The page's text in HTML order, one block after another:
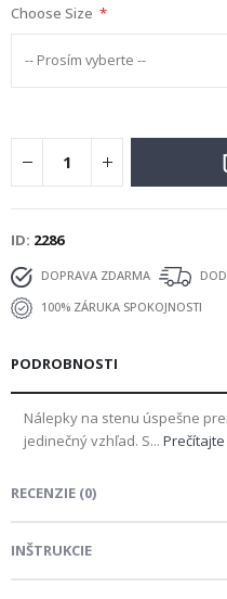
Choose Size
ID 2286
DOPRAVA ZDARMA
100% ZÁRUKA SPOKOJNOSTI
PODROBNOSTI
Nálepky na stenu úspešne
jedinečný vzhľad. S...
RECENZIE (0)
INŠTRUKCIE